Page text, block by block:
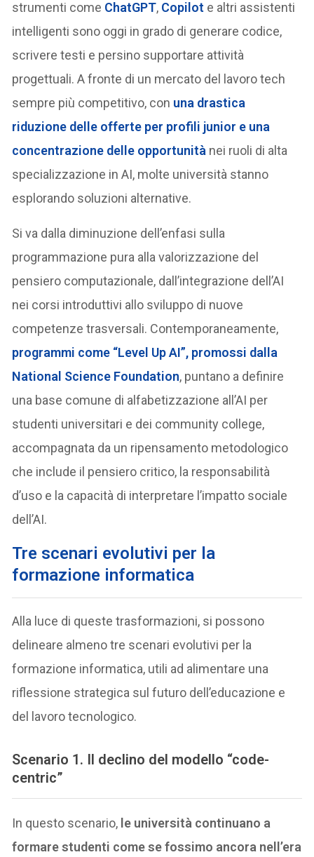
strumenti come ChatGPT, Copilot e altri assistenti
intelligenti sono oggi in grado di generare codice,
scrivere testi e persino supportare attività
progettuali. A fronte di un mercato del lavoro tech
sempre più competitivo, con una drastica
riduzione delle offerte per profili junior e una
concentrazione delle opportunità nei ruoli di alta
specializzazione in AI, molte università stanno
esplorando soluzioni alternative.
Si va dalla diminuzione dell’enfasi sulla
programmazione pura alla valorizzazione del
pensiero computazionale, dall’integrazione dell’AI
nei corsi introduttivi allo sviluppo di nuove
competenze trasversali. Contemporaneamente,
programmi come “Level Up AI”, promossi dalla
National Science Foundation, puntano a definire
una base comune di alfabetizzazione all’AI per
studenti universitari e dei community college,
accompagnata da un ripensamento metodologico
che include il pensiero critico, la responsabilità
d’uso e la capacità di interpretare l’impatto sociale
dell’AI.
Tre scenari evolutivi per la
formazione informatica
Alla luce di queste trasformazioni, si possono
delineare almeno tre scenari evolutivi per la
formazione informatica, utili ad alimentare una
riflessione strategica sul futuro dell’educazione e
del lavoro tecnologico.
Scenario 1. Il declino del modello “code-
centric”
In questo scenario, le università continuano a
formare studenti come se fossimo ancora nell’era